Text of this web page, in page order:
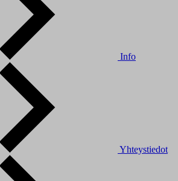
Info
Yhteystiedot